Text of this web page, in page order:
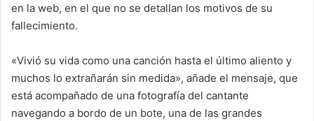
en la web, en el que no se detallan los motivos de su
fallecimiento.
«Vivió su vida como una canción hasta el último aliento y
muchos lo extrañarán sin medida», añade el mensaje, que
está acompañado de una fotografía del cantante
navegando a bordo de un bote, una de las grandes